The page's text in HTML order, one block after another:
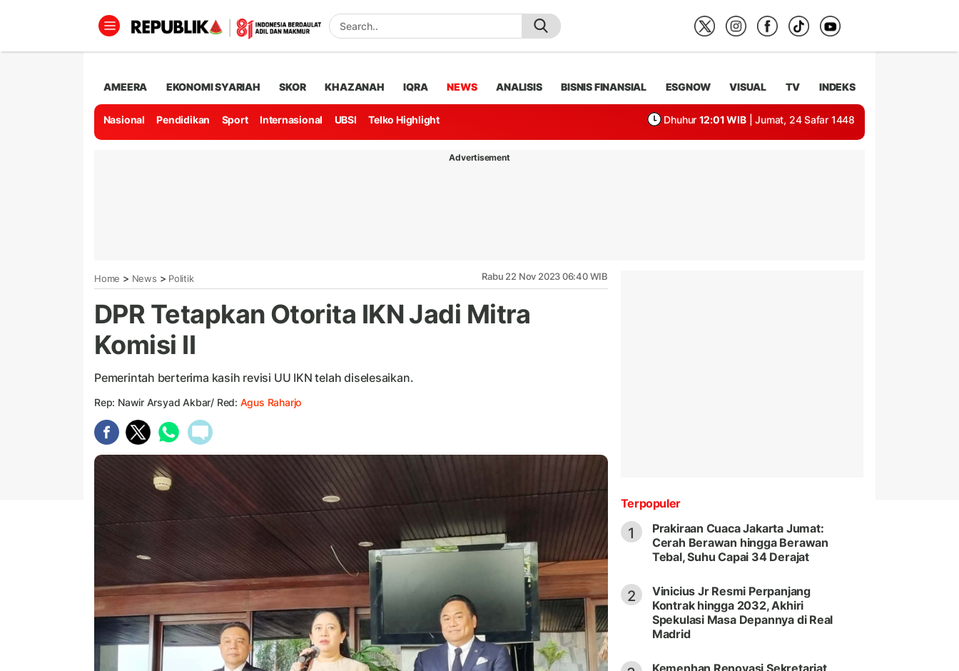
AMEERA EKONOMI SYARIAH SKOR KHAZANAH IQRA NEWS ANALISIS BISNIS FINANSIAL ESGNOW VISUAL TV INDEKS
Nasional Pendidikan Sport Internasional UBSI Telko Highlight Dhuhur 12:01 WIB | Jumat, 24 Safar 1448
Advertisement
Home > News > Politik Rabu 22 Nov 2023 06:40 WIB
DPR Tetapkan Otorita IKN Jadi Mitra
Komisi II
Pemerintah berterima kasih revisi UU IKN telah diselesaikan.
Rep: Nawir Arsyad Akbar/ Red: Agus Raharjo
Terpopuler
1
Prakiraan Cuaca Jakarta Jumat:
Cerah Berawan hingga Berawan
Tebal, Suhu Capai 34 Derajat
2
Vinicius Jr Resmi Perpanjang
Kontrak hingga 2032, Akhiri
Spekulasi Masa Depannya di Real
Madrid